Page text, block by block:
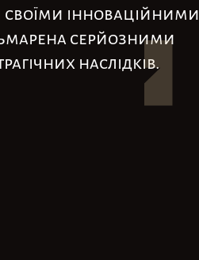
своїми інноваційними
серйозними
наслідків.